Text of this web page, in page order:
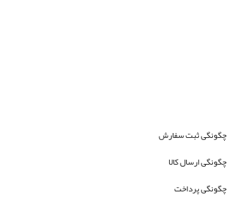
چگونگی ثبت سفارش
چگونگی ارسال کالا
چگونگی پرداخت